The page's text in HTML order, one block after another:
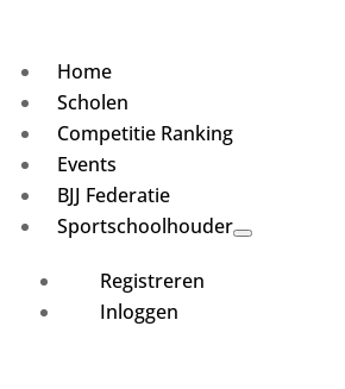
Home
Scholen
Competitie Ranking
Events
BJJ Federatie
Sportschoolhouder
Registreren
Inloggen